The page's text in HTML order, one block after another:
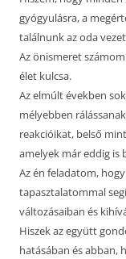
gyógyulásra, a
találnunk az oda
Az önismeret
élet kulcsa.
Az elmúlt években
mélyebben
reakcióikat, belső
amelyek már eddig is
Az én feladatom,
tapasztalatommal
változásaiban és
Hiszek az együtt
hatásában és abban,